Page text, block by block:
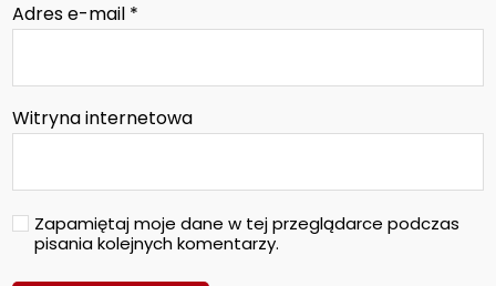
Adres e-mail *
Witryna internetowa
Zapamiętaj moje dane w tej przeglądarce podczas
pisania kolejnych komentarzy.